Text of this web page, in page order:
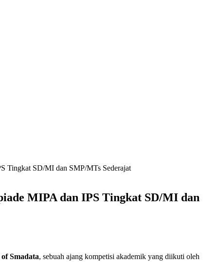
Tingkat SD/MI dan SMP/MTs Sederajat
MIPA dan IPS Tingkat SD/MI dan
Smadata, sebuah ajang kompetisi akademik yang diikuti oleh